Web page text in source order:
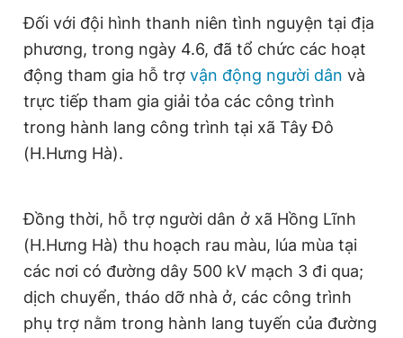
Đối với đội hình thanh niên tình nguyện tại địa
phương, trong ngày 4.6, đã tổ chức các hoạt
động tham gia hỗ trợ vận động người dân và
trực tiếp tham gia giải tỏa các công trình
trong hành lang công trình tại xã Tây Đô
(H.Hưng Hà).
Đồng thời, hỗ trợ người dân ở xã Hồng Lĩnh
(H.Hưng Hà) thu hoạch rau màu, lúa mùa tại
các nơi có đường dây 500 kV mạch 3 đi qua;
dịch chuyển, tháo dỡ nhà ở, các công trình
phụ trợ nằm trong hành lang tuyến của đường